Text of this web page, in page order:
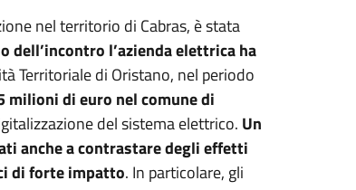
nel territorio di Cabras, è stata
dell’incontro l’azienda elettrica ha
Territoriale di Oristano, nel periodo
milioni di euro nel comune di
del sistema elettrico. Un
anche a contrastare degli effetti
di forte impatto. In particolare, gli